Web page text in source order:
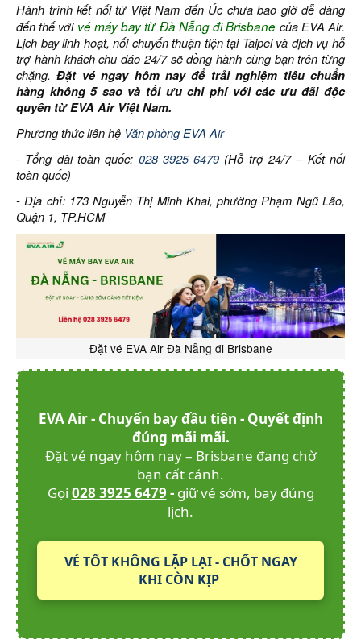
Hành trình kết nối từ Việt Nam đến Úc chưa bao giờ dễ dàng
đến thế với vé máy bay từ Đà Nẵng đi Brisbane của EVA Air.
Lịch bay linh hoạt, nối chuyến thuận tiện tại Taipei và dịch vụ hỗ
trợ hành khách chu đáo 24/7 sẽ đồng hành cùng bạn trên từng
chặng.Đặt vé ngay hôm nay để trải nghiệm tiêu chuẩn
hàng không 5 sao và tối ưu chi phí với các ưu đãi độc
quyền từ EVA Air Việt Nam.
Phương thức liên hệ Văn phòng EVA Air
- Tổng đài toàn quốc: 028 3925 6479 (Hỗ trợ 24/7 – Kết nối
toàn quốc)
- Địa chỉ: 173 Nguyễn Thị Minh Khai, phường Phạm Ngũ Lão,
Quận 1, TP.HCM
Đặt vé EVA Air Đà Nẵng đi Brisbane
EVA Air - Chuyến bay đầu tiên - Quyết định
đúng mãi mãi.
Đặt vé ngay hôm nay – Brisbane đang chờ
bạn cất cánh.
Gọi 028 3925 6479 - giữ vé sớm, bay đúng
lịch.
VÉ TỐT KHÔNG LẶP LẠI - CHỐT NGAY
KHI CÒN KỊP